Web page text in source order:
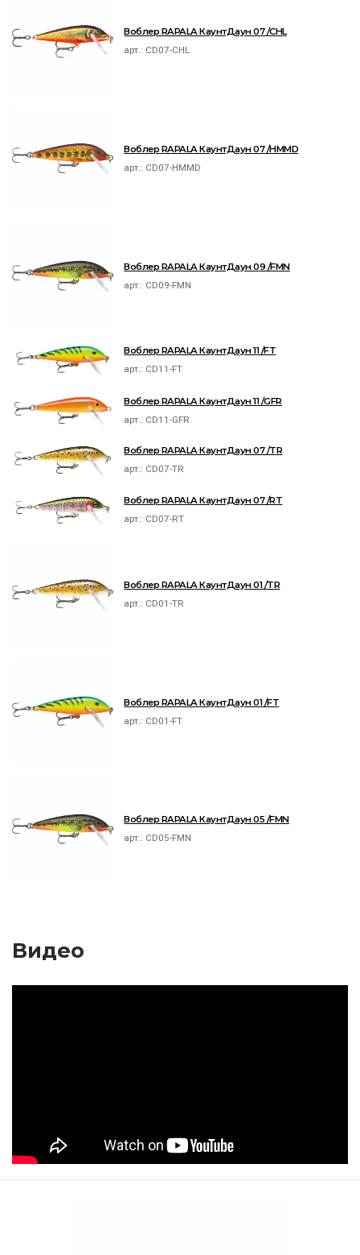
Воблер RAPALA КаунтДаун 07 /CHL
арт.: CD07-CHL
Воблер RAPALA КаунтДаун 07 /HMMD
арт.: CD07-HMMD
Воблер RAPALA КаунтДаун 09 /FMN
арт.: CD09-FMN
Воблер RAPALA КаунтДаун 11 /FT
арт.: CD11-FT
Воблер RAPALA КаунтДаун 11 /GFR
арт.: CD11-GFR
Воблер RAPALA КаунтДаун 07 /TR
арт.: CD07-TR
Воблер RAPALA КаунтДаун 07 /RT
арт.: CD07-RT
Воблер RAPALA КаунтДаун 01 /TR
арт.: CD01-TR
Воблер RAPALA КаунтДаун 01 /FT
арт.: CD01-FT
Воблер RAPALA КаунтДаун 05 /FMN
арт.: CD05-FMN
Видео